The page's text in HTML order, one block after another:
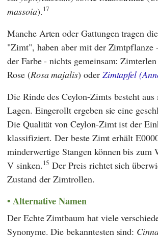
massoia).17
Manche Arten oder Gattungen tragen
"Zimt", haben aber mit der Zimtpflanze
der Farbe - nichts gemeinsam:
Rose (Rosa majalis) oder Zimtapfel (
Die Rinde des Ceylon-Zimts besteht aus
Lagen. Eingerollt ergeben sie eine
Die Qualität von Ceylon-Zimt ist der
klassifiziert. Der beste Zimt erhält
minderwertige Stangen können bis zum
V sinken.15 Der Preis richtet sich
Zustand der Zimtrollen.
Alternative Namen
Der Echte Zimtbaum hat viele
Synonyme. Die bekanntesten sind: